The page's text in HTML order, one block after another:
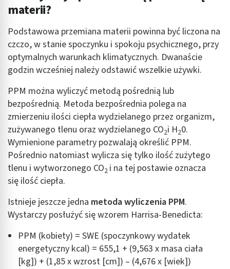
materii?
Podstawowa przemiana materii powinna być liczona na
czczo, w stanie spoczynku i spokoju psychicznego, przy
optymalnych warunkach klimatycznych. Dwanaście
godzin wcześniej należy odstawić wszelkie używki.
PPM można wyliczyć metodą pośrednią lub
bezpośrednią. Metoda bezpośrednia polega na
zmierzeniu ilości ciepła wydzielanego przez organizm,
zużywanego tlenu oraz wydzielanego CO2i H20.
Wymienione parametry pozwalają określić PPM.
Pośrednio natomiast wylicza się tylko ilość zużytego
tlenu i wytworzonego CO2 i na tej postawie oznacza
się ilość ciepła.
Istnieje jeszcze jedna metoda wyliczenia PPM.
Wystarczy posłużyć się wzorem Harrisa-Benedicta:
PPM (kobiety) = SWE (spoczynkowy wydatek
energetyczny kcal) = 655,1 + (9,563 x masa ciała
[kg]) + (1,85 x wzrost [cm]) – (4,676 x [wiek])